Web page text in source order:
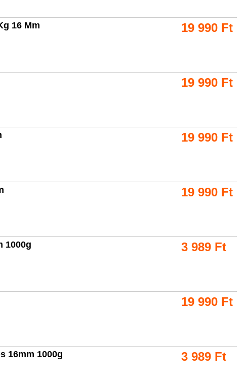
16 Mm 19 990 Ft
19 990 Ft
19 990 Ft
19 990 Ft
1000g 3 989 Ft
19 990 Ft
16mm 1000g 3 989 Ft